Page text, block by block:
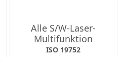
Alle S/W-Laser-
Multifunktion
ISO 19752